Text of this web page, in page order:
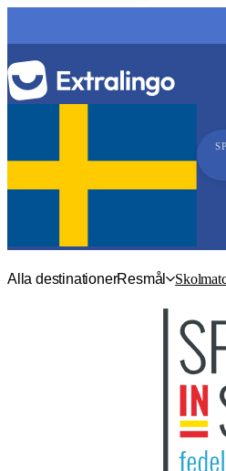
Alla destinationerResmål